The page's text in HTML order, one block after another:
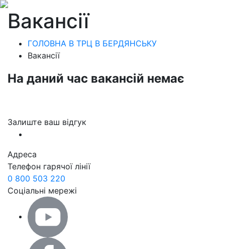
Вакансії
ГОЛОВНА В ТРЦ В БЕРДЯНСЬКУ
Вакансії
На даний час вакансій немає
Залиште ваш відгук
Адреса
Телефон гарячої лінії
0 800 503 220
Соціальні мережі